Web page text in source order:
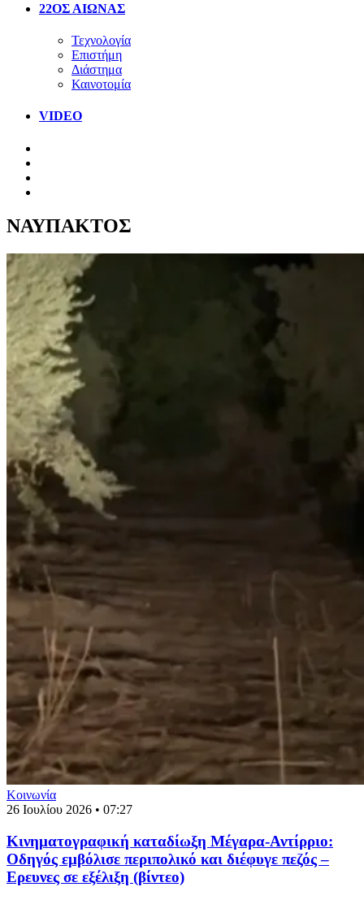
22ΟΣ ΑΙΩΝΑΣ
Τεχνολογία
Επιστήμη
Διάστημα
Καινοτομία
VIDEO
ΝΑΥΠΑΚΤΟΣ
Κοινωνία
26 Ιουλίου 2026 • 07:27
Κινηματογραφική καταδίωξη Μέγαρα-Αντίρριο:
Οδηγός εμβόλισε περιπολικό και διέφυγε πεζός –
Ερευνες σε εξέλιξη (βίντεο)